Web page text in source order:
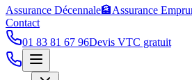
Assurance Décennale🏦Assurance
Contact
01 83 81 67 96Devis VTC gratuit